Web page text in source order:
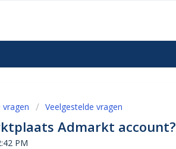
vragen Veelgestelde vragen
Admarkt account?
PM